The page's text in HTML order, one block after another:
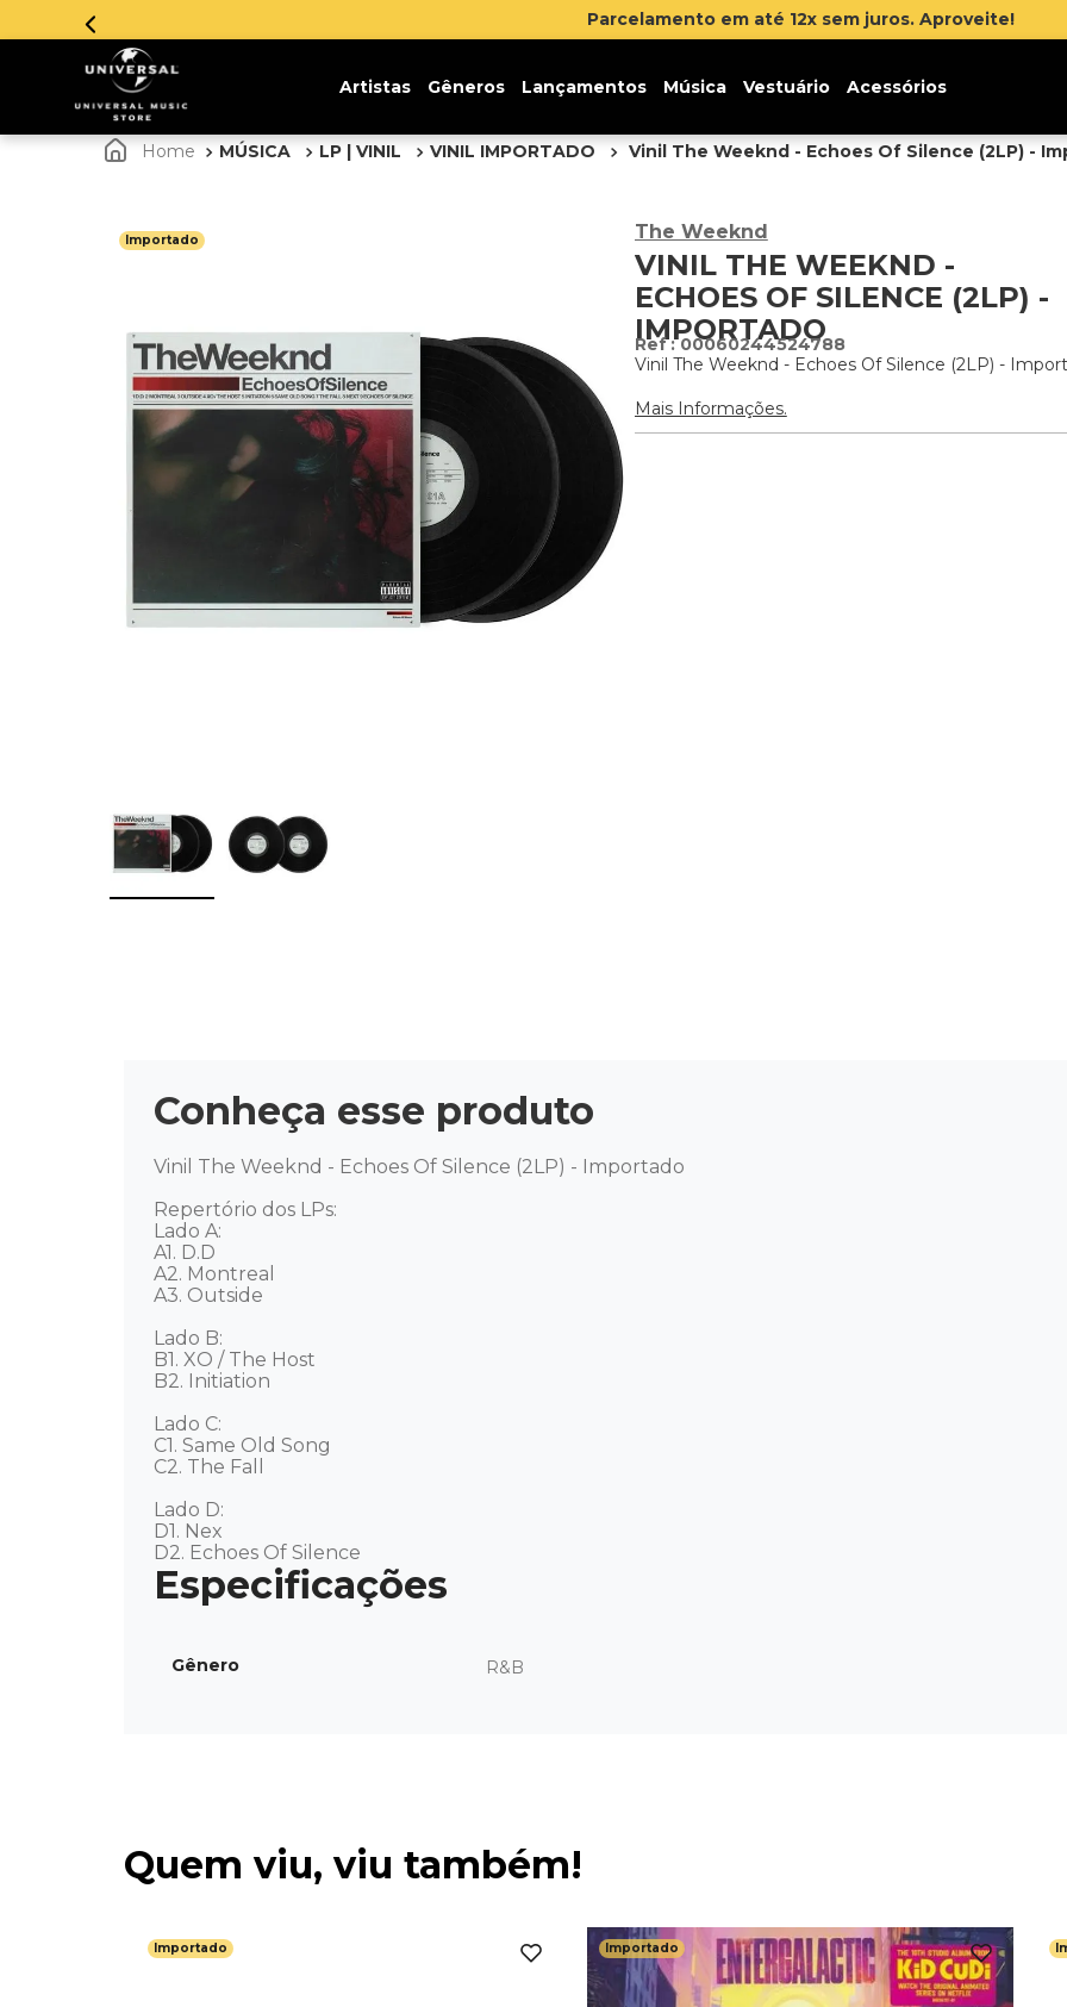
Parcelamento em até 12x sem juros. Aproveite!
Artistas Gêneros Lançamentos Música Vestuário Acessórios
MÚSICA LP | VINIL VINIL IMPORTADO Vinil The Weeknd - Echoes Of Silence (2LP) -
Importado The Weeknd
VINIL THE WEEKND -
ECHOES OF SILENCE (2LP) -
IMPORTADO
:00060244524788
Vinil The Weeknd - Echoes Of Silence (2LP) -
Mais Informações.
Conheça esse produto
Vinil The Weeknd - Echoes Of Silence (2LP) - Importado
Repertório dos LPs:
Lado A:
A1. D.D
A2. Montreal
A3. Outside
Lado B:
B1. XO / The Host
B2. Initiation
Lado C:
C1. Same Old Song
C2. The Fall
Lado D:
D1. Nex
D2. Echoes Of Silence
Gênero R&B
Quem viu, viu também!
Importado Importado